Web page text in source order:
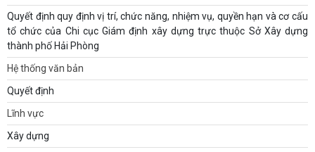
Quyết định quy định vị trí, chức năng, nhiệm vụ, quyền hạn và cơ cấu
tổ chức của Chi cục Giám định xây dựng trực thuộc Sở Xây dựng
thành phố Hải Phòng
Hệ thống văn bản
Quyết định
Lĩnh vực
Xây dựng